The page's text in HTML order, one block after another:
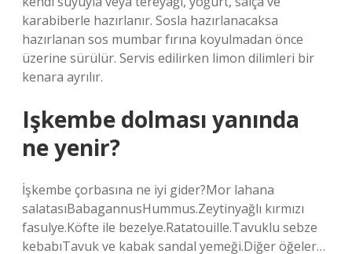
karabiberle hazırlanır. Sosla hazırlanacaksa
hazırlanan sos mumbar fırına koyulmadan önce
üzerine sürülür. Servis edilirken limon dilimleri bir
kenara ayrılır.
Işkembe dolması yanında
ne yenir?
İşkembe çorbasına ne iyi gider?Mor lahana
salatasıBabagannusHummus.Zeytinyağlı kırmızı
fasulye.Köfte ile bezelye.Ratatouille.Tavuklu sebze
kebabıTavuk ve kabak sandal yemeği.Diğer öğeler…